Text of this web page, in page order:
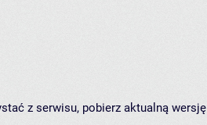
z serwisu, pobierz aktualną wersję